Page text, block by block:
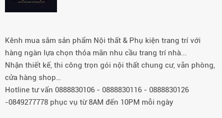
Kênh mua sắm sản phẩm Nội thất & Phụ kiện trang trí với
hàng ngàn lựa chọn thỏa mãn nhu cầu trang trí nhà...
Nhận thiết kế, thi công trọn gói nội thất chung cư, văn phòng,
cửa hàng shop…
Hotline tư vấn 0888830106 - 0888830116 - 0888830126
-0849277778 phục vụ từ 8AM đến 10PM mỗi ngày